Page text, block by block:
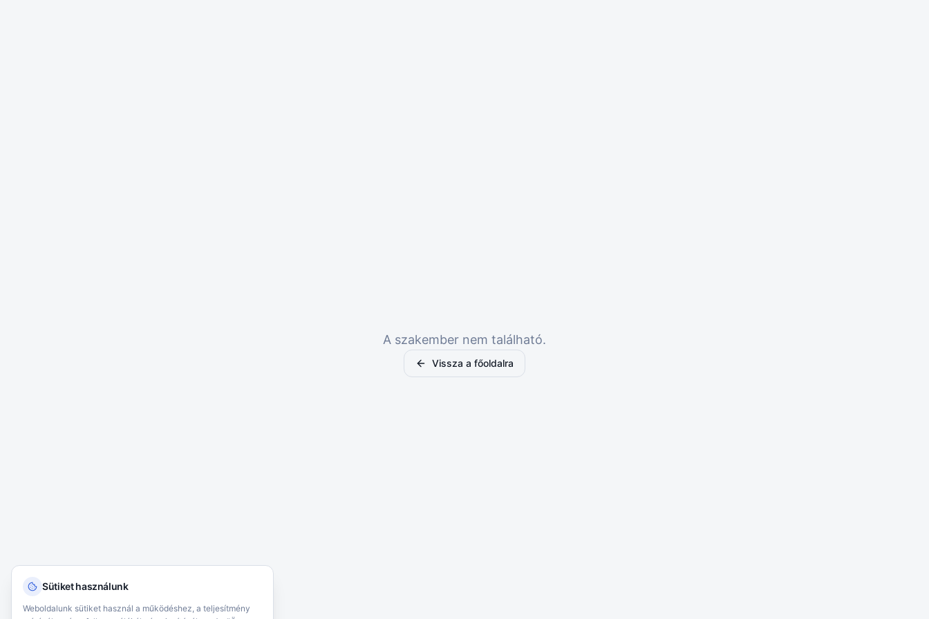
Sütiket használunk
Weboldalunk sütiket használ a működéshez, a teljesítmény
A szakember nem található.
Vissza a főoldalra